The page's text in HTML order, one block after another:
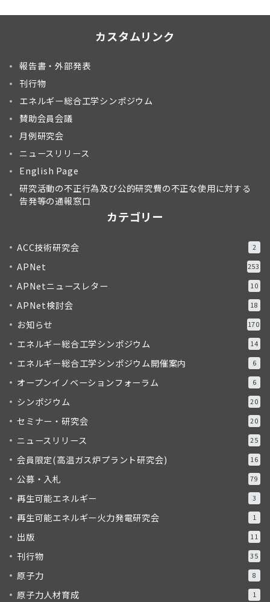
カスタムリンク
報告書・外部発表
刊行物
エネルギー総合工学シンポジウム
賛助会員会議
月例研究会
ニュースリリース
English Page
研究活動の不正行為及び公的研究費の不正な使用に対する
告発等の通報窓口
カテゴリー
ACC技術研究会 2
APNet 253
APNetニュースレター 10
APNet検討会 18
お知らせ 170
エネルギー総合工学シンポジウム 14
エネルギー総合工学シンポジウム開催案内 6
オープンイノベーションフォーラム 6
シンポジウム 20
セミナー・研究会 20
ニュースリリース 25
会員限定(高温ガス炉プラント研究会) 16
公募・入札 79
再生可能エネルギー 3
再生可能エネルギー火力発電研究会 1
出版 11
刊行物 35
原子力 8
原子力人材育成 1